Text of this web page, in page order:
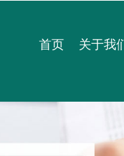
首页 关于我